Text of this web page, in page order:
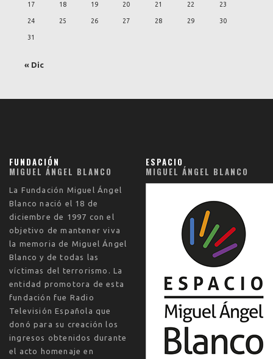
17 18 19 20 21 22 23
24 25 26 27 28 29 30
31
« Dic
FUNDACIÓN
MIGUEL ÁNGEL BLANCO
La Fundación Miguel Ángel
Blanco nació el 18 de
diciembre de 1997 con el
objetivo de mantener viva
la memoria de Miguel Ángel
Blanco y de todas las
víctimas del terrorismo. La
entidad promotora de esta
fundación fue Radio
Televisión Española que
donó para su creación los
ingresos obtenidos durante
el acto homenaje en
ESPACIO
MIGUEL ÁNGEL BLANCO